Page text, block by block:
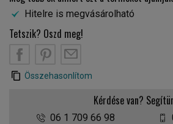
Hitelre is megvásárolható
Tetszik? Oszd meg!
Összehasonlítom
Kérdése van?
06 1 709 66 98